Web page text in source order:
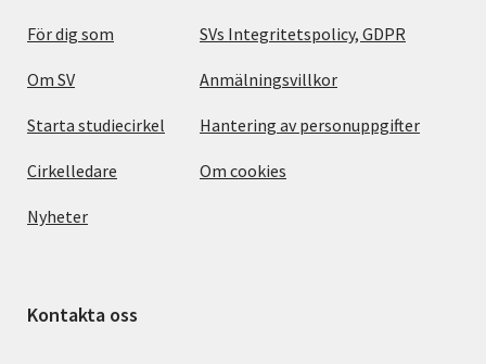
För dig som
Om SV
Starta studiecirkel
Cirkelledare
Nyheter
SVs Integritetspolicy, GDPR
Anmälningsvillkor
Hantering av personuppgifter
Om cookies
Kontakta oss